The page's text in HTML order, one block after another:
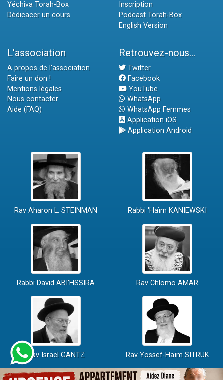
Yéchiva Torah-Box
Dédicacer un cours
Inscription
Podcast Torah-Box
English Version
L'association
A propos de l'association
Faire un don !
Mentions légales
Nous contacter
Aide (FAQ)
Retrouvez-nous...
Twitter
Facebook
YouTube
WhatsApp
WhatsApp Femmes
Application iOS
Application Android
Rav Aharon L. STEINMAN Rabbi 'Haïm KANIEWSKI
Rabbi David ABI'HSSIRA Rav Chlomo AMAR
Rav Israël GANTZ Rav Yossef-Haïm SITRUK